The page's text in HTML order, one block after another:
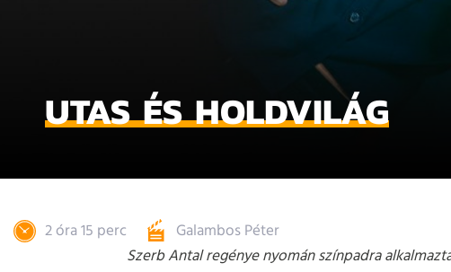
UTAS ÉS HOLDVILÁG
2 óra 15 perc
Galambos Péter
Szerb Antal regénye nyomán színpadra